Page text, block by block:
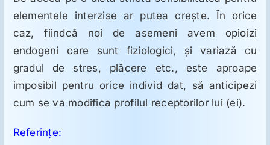
elementele interzise ar putea creşte. În orice
caz, fiindcă noi de asemeni avem opioizi
endogeni care sunt fiziologici, şi variază cu
gradul de stres, plăcere etc., este aproape
imposibil pentru orice individ dat, să anticipezi
cum se va modifica profilul receptorilor lui (ei).
Referinţe: